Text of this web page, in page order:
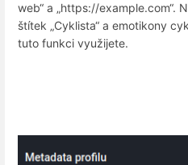
web“ a „https://example.com“.
štítek „Cyklista“ a emotikony
tuto funkci využijete.